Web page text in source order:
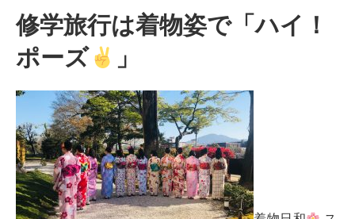
修学旅行は着物姿で「ハイ！
ポーズ
」